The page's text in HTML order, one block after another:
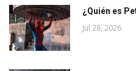
¿Quién es
Jul 28, 2026